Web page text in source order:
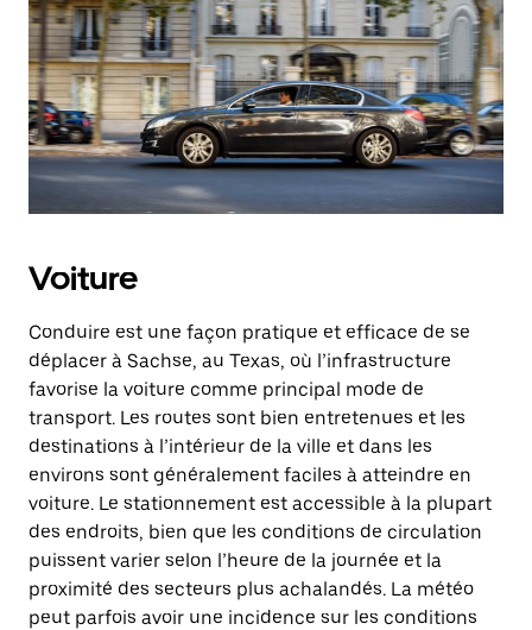
Voiture
Conduire est une façon pratique et efficace de se
déplacer à Sachse, au Texas, où l’infrastructure
favorise la voiture comme principal mode de
transport. Les routes sont bien entretenues et les
destinations à l’intérieur de la ville et dans les
environs sont généralement faciles à atteindre en
voiture. Le stationnement est accessible à la plupart
des endroits, bien que les conditions de circulation
puissent varier selon l’heure de la journée et la
proximité des secteurs plus achalandés. La météo
peut parfois avoir une incidence sur les conditions